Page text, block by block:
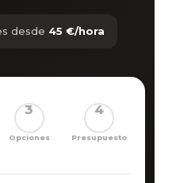
desde 45 €/hora
3
Opciones
4
Presupuesto